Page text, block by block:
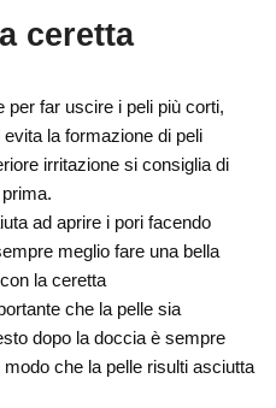
ceretta
per far uscire i peli più corti,
la formazione di peli
irritazione si consiglia di
ad aprire i pori facendo
meglio fare una bella
la ceretta
che la pelle sia
dopo la doccia è sempre
che la pelle risulti asciutta